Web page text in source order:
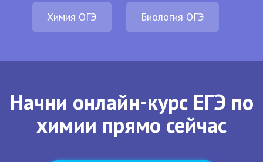
Химия ОГЭ Биология ОГЭ
Начни онлайн-курс ЕГЭ по
химии прямо сейчас